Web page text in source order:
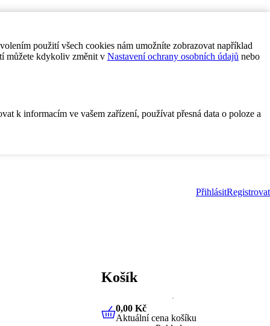
použití všech cookies nám umožníte zobrazovat například
můžete kdykoliv změnit v Nastavení ochrany osobních údajů nebo
k informacím ve vašem zařízení, používat přesná data o poloze a
PřihlásitRegistrovat
Košík
0,00 KčAktuální cena košíku
0,00 Kč
Aktuální cena košíku